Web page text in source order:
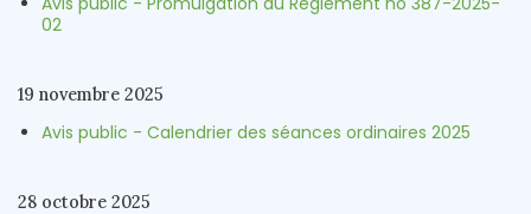
02
19 novembre 2025
Avis public - Calendrier des séances ordinaires 2025
28 octobre 2025